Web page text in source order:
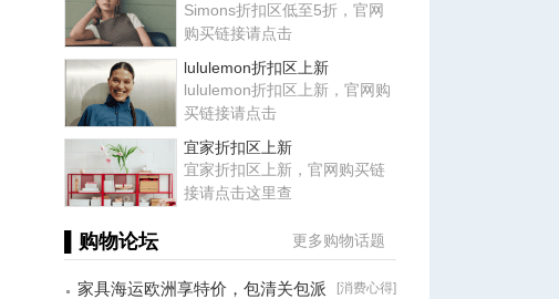
Simons折扣区低至5折，官网
购买链接请点击
lululemon折扣区上新
lululemon折扣区上新，官网购
买链接请点击
宜家折扣区上新
宜家折扣区上新，官网购买链
接请点击这里查
▌购物论坛 更多购物话题
[消费心得]
家具海运欧洲享特价，包清关包派